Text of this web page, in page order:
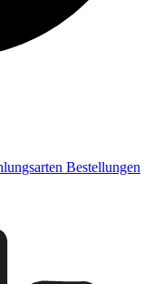
Bestellungen